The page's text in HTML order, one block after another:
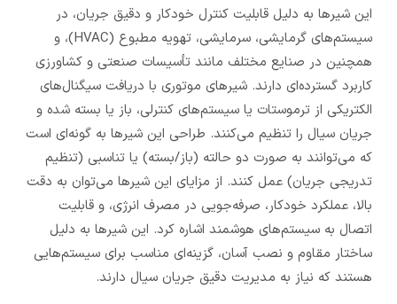
این شیرها به دلیل قابلیت کنترل خودکار و دقیق جریان، در
سیستم‌های گرمایشی، سرمایشی، تهویه مطبوع (HVAC)، و
همچنین در صنایع مختلف مانند تأسیسات صنعتی و کشاورزی
کاربرد گسترده‌ای دارند. شیرهای موتوری با دریافت سیگنال‌های
الکتریکی از ترموستات یا سیستم‌های کنترلی، باز یا بسته شده و
جریان سیال را تنظیم می‌کنند. طراحی این شیرها به گونه‌ای است
که می‌توانند به صورت دو حالته (باز/بسته) یا تناسبی (تنظیم
تدریجی جریان) عمل کنند. از مزایای این شیرها می‌توان به دقت
بالا، عملکرد خودکار، صرفه‌جویی در مصرف انرژی، و قابلیت
اتصال به سیستم‌های هوشمند اشاره کرد. این شیرها به دلیل
ساختار مقاوم و نصب آسان، گزینه‌ای مناسب برای سیستم‌هایی
هستند که نیاز به مدیریت دقیق جریان سیال دارند.